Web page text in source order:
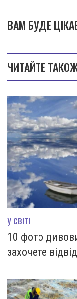
ВАМ БУДЕ
ЧИТАЙТЕ
У СВІТІ
10 фото
захочете